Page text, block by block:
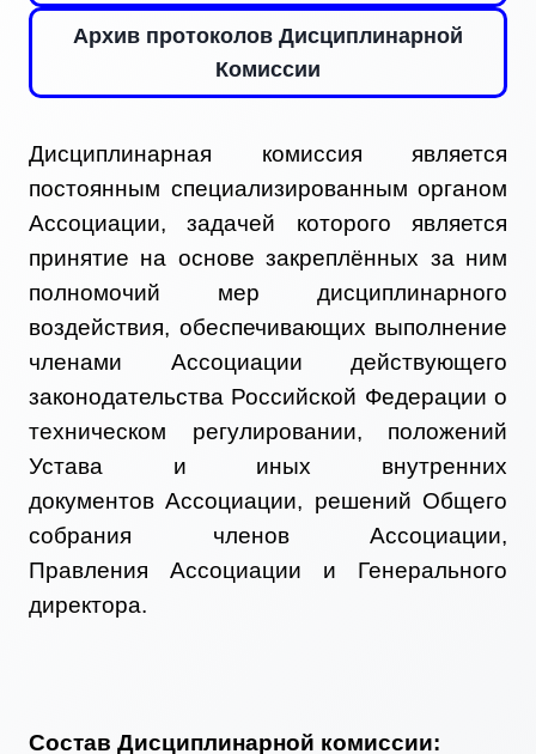
Архив протоколов Дисциплинарной
Комиссии
Дисциплинарная комиссия является
постоянным специализированным органом
Ассоциации, задачей которого является
принятие на основе закреплённых за ним
полномочий мер дисциплинарного
воздействия, обеспечивающих выполнение
членами Ассоциации действующего
законодательства Российской Федерации о
техническом регулировании, положений
Устава и иных внутренних
документов Ассоциации, решений Общего
собрания членов Ассоциации,
Правления Ассоциации и Генерального
директора.
Состав Дисциплинарной комиссии: